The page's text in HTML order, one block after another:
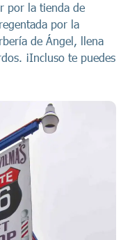
por la tienda de
por la
de Ángel, llena
¡Incluso te puedes